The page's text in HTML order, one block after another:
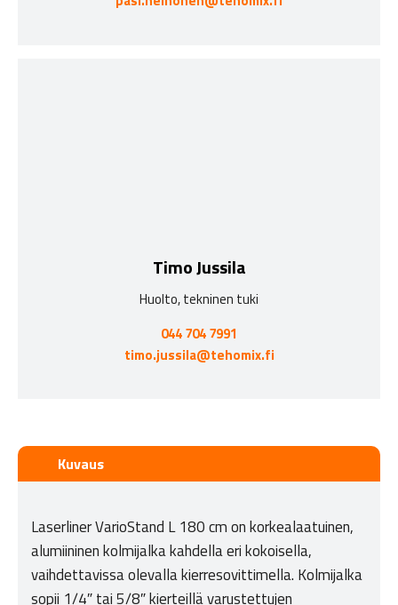
Timo Jussila
Huolto, tekninen tuki
044 704 7991
timo.jussila@tehomix.fi
Kuvaus
Laserliner VarioStand L 180 cm on korkealaatuinen,
alumiininen kolmijalka kahdella eri kokoisella,
vaihdettavissa olevalla kierresovittimella. Kolmijalka
sopii 1/4″ tai 5/8″ kierteillä varustettujen